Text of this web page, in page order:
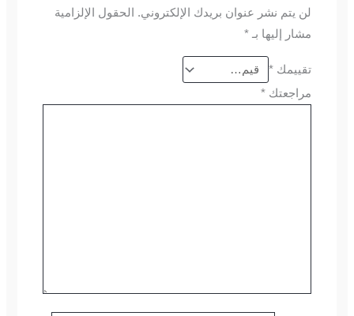
لن يتم نشر عنوان بريدك الإلكتروني. الحقول الإلزامية
مشار إليها بـ *
تقييمك *
مراجعتك *